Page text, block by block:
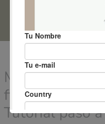
Maquillaje
fiestas de
Tutorial paso